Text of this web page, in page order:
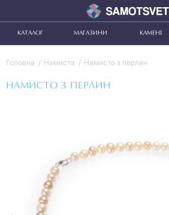
КАТАЛОГ МАГАЗИНИ КАМЕНІ
Головна Намиста Намисто з перлин
НАМИСТО З ПЕРЛИН